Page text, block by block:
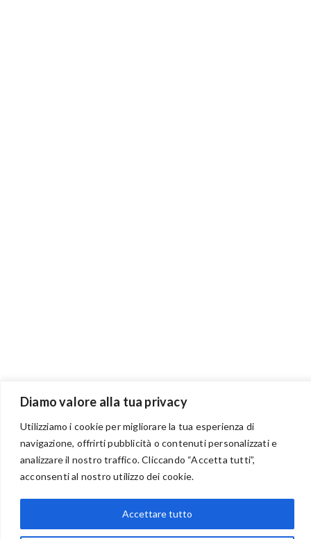
Diamo valore alla tua privacy
Utilizziamo i cookie per migliorare la tua esperienza di
navigazione, offrirti pubblicità o contenuti personalizzati e
analizzare il nostro traffico. Cliccando “Accetta tutti”,
acconsenti al nostro utilizzo dei cookie.
Accettare tutto
BENVENUTI NEL PORTALE RIVENDITORI
via Acqua delle Noci 12